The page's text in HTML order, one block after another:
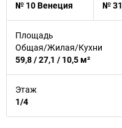
№ 10 Венеция
№ 31
Площадь
Общая/Жилая/Кухни
59,8 / 27,1 / 10,5 м²
Этаж
1/4